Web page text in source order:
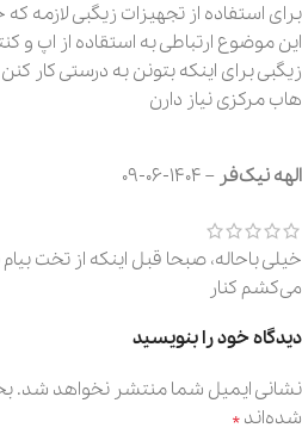
برای استفاده از تجهیزات زیگبی لازمه
این موضوع ارتباطی به استقاده از اپ و
زیگبی برای اینکه بتونن به درستی کار
هاب مرکزی نیاز دارن
الهه نیک‌فر –
1404-06-09
خیلی باحاله، صبحا قبل اینکه از تخت
می‌کشم کنار
دیدگاه خود را بنویسید
نشانی ایمیل شما منتشر نخواهد شد.
شده‌اند*